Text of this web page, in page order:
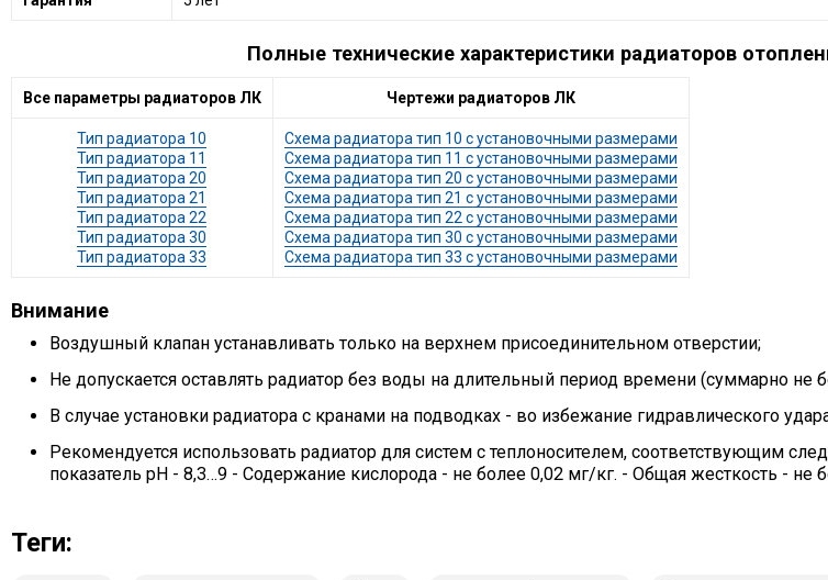
Полные технические характеристики радиаторов
Все параметры радиаторов ЛК Чертежи радиаторов ЛК
Тип радиатора 10
Тип радиатора 11
Тип радиатора 20
Тип радиатора 21
Тип радиатора 22
Тип радиатора 30
Тип радиатора 33
Схема радиатора тип 10 с установочными размерами
Схема радиатора тип 11 с установочными размерами
Схема радиатора тип 20 с установочными размерами
Схема радиатора тип 21 с установочными размерами
Схема радиатора тип 22 с установочными размерами
Схема радиатора тип 30 с установочными размерами
Схема радиатора тип 33 с установочными размерами
Внимание
Воздушный клапан устанавливать только на верхнем присоединительном отверстии;
Не допускается оставлять радиатор без воды на длительный период времени (суммарно не
В случае установки радиатора с кранами на подводках - во избежание гидравлического
Рекомендуется использовать радиатор для систем с теплоносителем, соответствующим
показатель рН - 8,3…9 - Содержание кислорода - не более 0,02 мг/кг. - Общая жесткость -
Теги: